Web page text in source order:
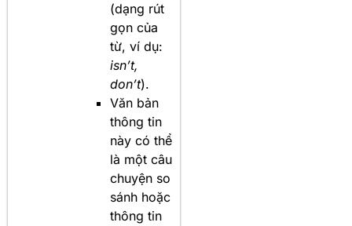
(dạng rút
gọn của
từ, ví dụ:
isn’t,
don’t).
Văn bản
thông tin
này có thể
là một câu
chuyện so
sánh hoặc
thông tin